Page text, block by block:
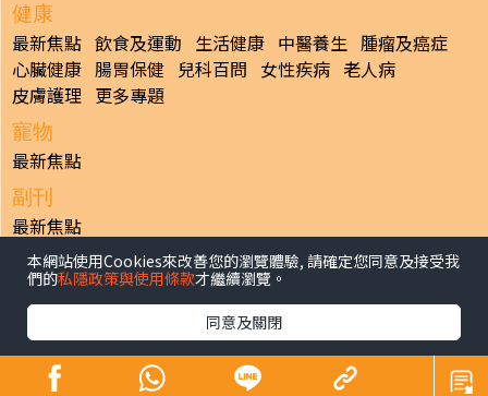
健康
最新焦點 飲食及運動 生活健康 中醫養生 腫瘤及癌症
心臟健康 腸胃保健 兒科百問 女性疾病 老人病
皮膚護理 更多專題
寵物
最新焦點
副刊
最新焦點
日報
揭頁版 港聞 財經/地產 中國/國際
生活副刊
體育 專題/人物
香港經濟日報版權所有©2026
本網站使用Cookies來改善您的瀏覽體驗, 請確定您同意及接受我
們的私隱政策與使用條款才繼續瀏覽。
同意及關閉